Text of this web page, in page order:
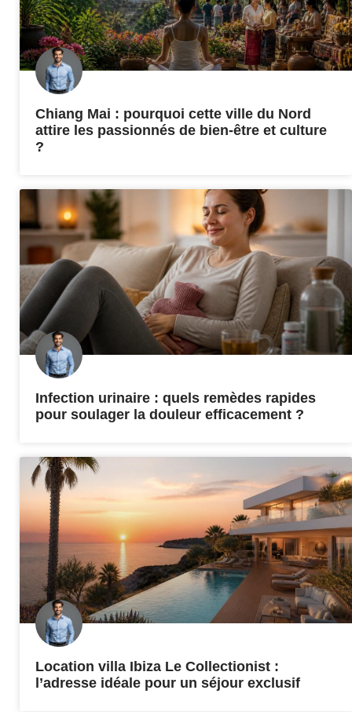
Chiang Mai : pourquoi cette ville du Nord
attire les passionnés de bien-être et culture
?
Infection urinaire : quels remèdes rapides
pour soulager la douleur efficacement ?
Location villa Ibiza Le Collectionist :
l’adresse idéale pour un séjour exclusif